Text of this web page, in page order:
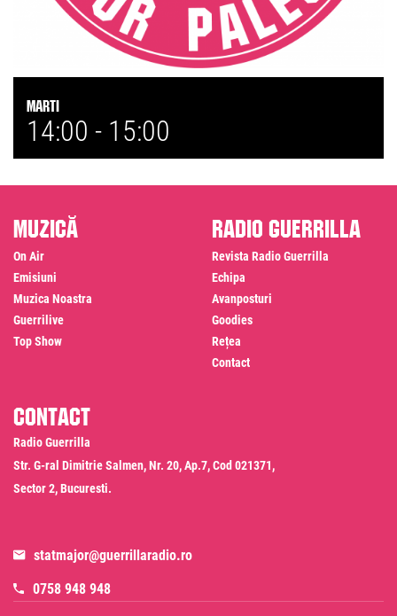
Marti
14:00 - 15:00
Muzică
On Air
Emisiuni
Muzica Noastra
Guerrilive
Top Show
Radio Guerrilla
Revista Radio Guerrilla
Echipa
Avanposturi
Goodies
Rețea
Contact
Contact
Radio Guerrilla
Str. G-ral Dimitrie Salmen, Nr. 20, Ap.7, Cod 021371,
Sector 2, Bucuresti.
statmajor@guerrillaradio.ro
0758 948 948